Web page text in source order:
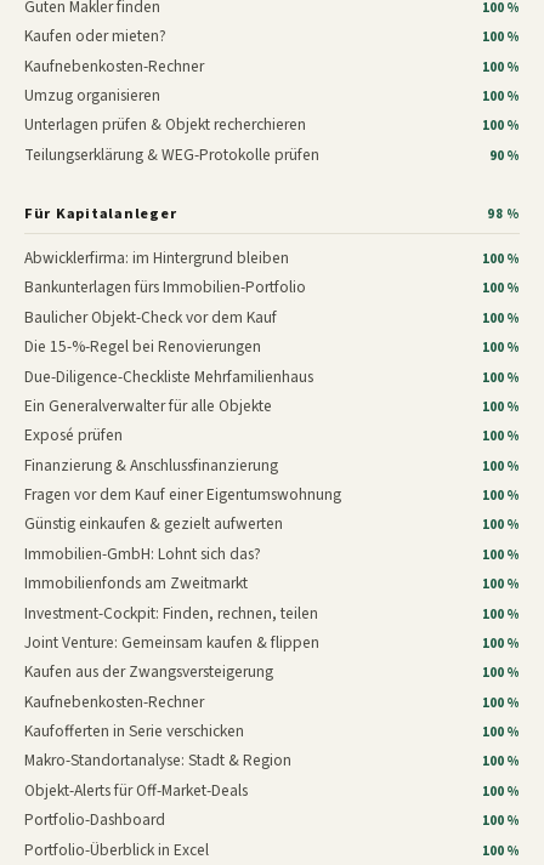
Guten Makler finden 100 %
Kaufen oder mieten? 100 %
Kaufnebenkosten-Rechner 100 %
Umzug organisieren 100 %
Unterlagen prüfen & Objekt recherchieren 100 %
Teilungserklärung & WEG-Protokolle prüfen 90 %
Für Kapitalanleger 98 %
Abwicklerfirma: im Hintergrund bleiben 100 %
Bankunterlagen fürs Immobilien-Portfolio 100 %
Baulicher Objekt-Check vor dem Kauf 100 %
Die 15-%-Regel bei Renovierungen 100 %
Due-Diligence-Checkliste Mehrfamilienhaus 100 %
Ein Generalverwalter für alle Objekte 100 %
Exposé prüfen 100 %
Finanzierung & Anschlussfinanzierung 100 %
Fragen vor dem Kauf einer Eigentumswohnung 100 %
Günstig einkaufen & gezielt aufwerten 100 %
Immobilien-GmbH: Lohnt sich das? 100 %
Immobilienfonds am Zweitmarkt 100 %
Investment-Cockpit: Finden, rechnen, teilen 100 %
Joint Venture: Gemeinsam kaufen & flippen 100 %
Kaufen aus der Zwangsversteigerung 100 %
Kaufnebenkosten-Rechner 100 %
Kaufofferten in Serie verschicken 100 %
Makro-Standortanalyse: Stadt & Region 100 %
Objekt-Alerts für Off-Market-Deals 100 %
Portfolio-Dashboard 100 %
Portfolio-Überblick in Excel 100 %